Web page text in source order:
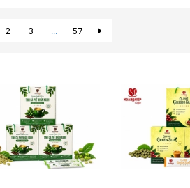
2 3 ... 57